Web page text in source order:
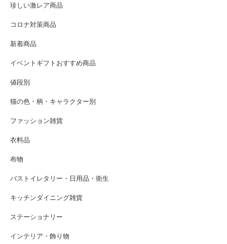
珍しい激レア商品
コロナ対策商品
新着商品
イベントギフトおすすめ商品
値段別
猫の色・柄・キャラクター別
ファッション雑貨
衣料品
布物
バストイレタリー・日用品・衛生
キッチンダイニング雑貨
ステーショナリー
インテリア・飾り物